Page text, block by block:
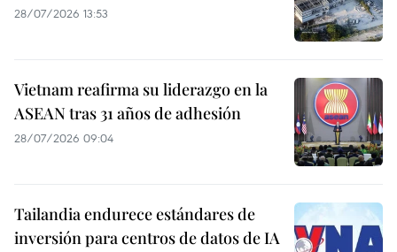
28/07/2026 13:53
Vietnam reafirma su liderazgo en la
ASEAN tras 31 años de adhesión
28/07/2026 09:04
Tailandia endurece estándares de
inversión para centros de datos de IA